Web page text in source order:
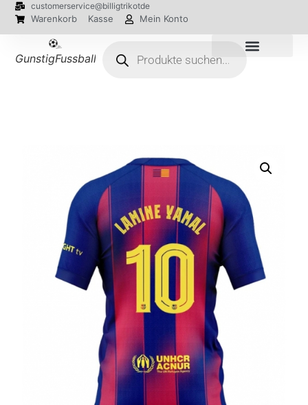
customerservice@billigtrikotde
Warenkorb Kasse Mein Konto
GunstigFussballTrikot